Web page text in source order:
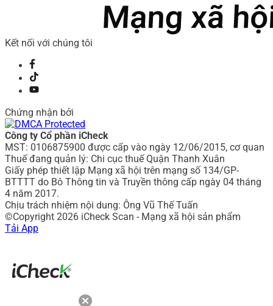
Kết nối với chúng tôi
Chứng nhận bởi
Công ty Cổ phần iCheck
MST: 0106875900 được cấp vào ngày 12/06/2015, cơ quan
Thuế đang quản lý: Chi cục thuế Quận Thanh Xuân
Giấy phép thiết lập Mạng xã hội trên mạng số 134/GP-
BTTTT do Bô Thông tin và Truyền thông cấp ngày 04 tháng
4 năm 2017.
Chịu trách nhiệm nội dung: Ông Vũ Thế Tuấn
©Copyright 2026 iCheck Scan - Mạng xã hội sản phẩm
Tải App